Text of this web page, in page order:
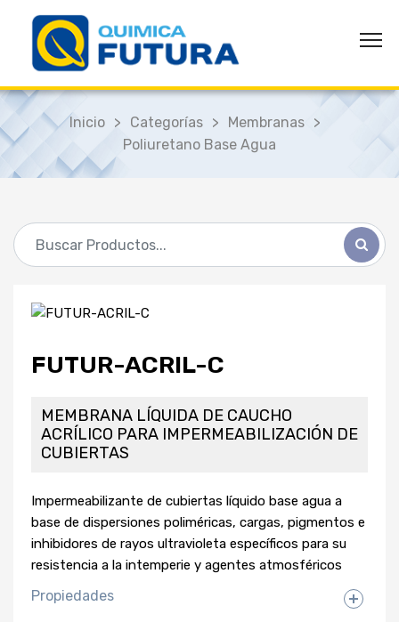
Inicio > Categorías > Membranas >
Poliuretano Base Agua
FUTUR-ACRIL-C
MEMBRANA LÍQUIDA DE CAUCHO
ACRÍLICO PARA IMPERMEABILIZACIÓN DE
CUBIERTAS
Impermeabilizante de cubiertas líquido base agua a
base de dispersiones poliméricas, cargas, pigmentos e
inhibidores de rayos ultravioleta específicos para su
resistencia a la intemperie y agentes atmosféricos
Propiedades